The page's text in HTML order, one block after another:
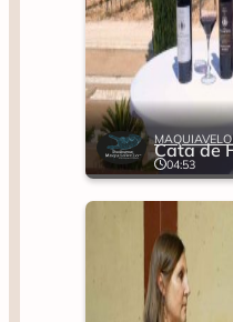
MAQUIAVELO
04:53